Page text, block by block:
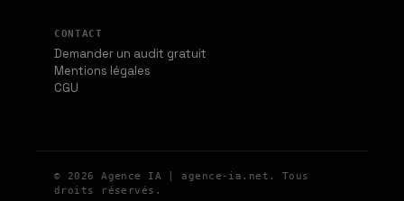
CONTACT
Demander un audit gratuit
Mentions légales
CGU
© 2026 Agence IA | agence-ia.net. Tous
droits réservés.